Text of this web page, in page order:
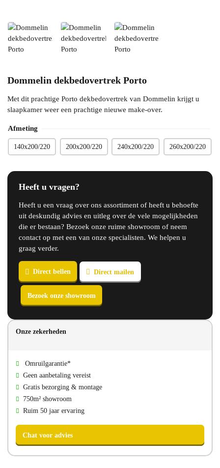
Dommelin dekbedovertrek Porto
Met dit prachtige Porto dekbedovertrek van Dommelin krijgt u
slaapkamer weer een prachtige nieuwe make-over.
Afmeting
140x200/220 200x200/220 240x200/220 260x200/220
Heeft u vragen?
Heeft u een vraag over ons assortiment of heeft u behoefte
uit deskundig advies en uitleg over de vele mogelijkheden
die er bestaan? Bezoek onze ruime showroom of neem
contact op met een van onze specialisten. We helpen u
graag verder.
Direct bellen
Onze zekerheden
Omruilgarantie*
Geen aanbetaling vereist
Gratis bezorging & montage
750m² showroom
Ruim 50 jaar ervaring